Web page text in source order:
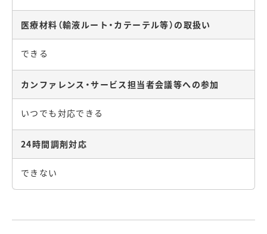
医療材料（輸液ルート・カテーテル等）の取扱い
できる
カンファレンス・サービス担当者会議等への参加
いつでも対応できる
24時間調剤対応
できない